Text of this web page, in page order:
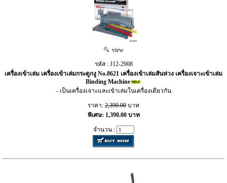
view
รหัส : J12-2908
เครื่องเข้าเล่ม เครื่องเข้าเล่มกระดูกงู No.8621 เครื่องเข้าเล่มสันห่วง เครื่องเจาะเข้าเล่ม
Binding Machine
- เป็นเครื่องเจาะและเข้าเล่มในเครื่องเดียวกัน
ราคา: 2,390.00 บาท
พิเศษ: 1,390.00 บาท
จำนวน :